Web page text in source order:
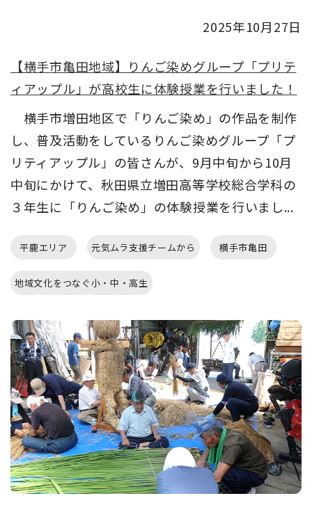
2025年10月27日
【横手市亀田地域】りんご染めグループ「プリテ
ィアップル」が高校生に体験授業を行いました！
横手市増田地区で「りんご染め」の作品を制作
し、普及活動をしているりんご染めグループ「プ
リティアップル」の皆さんが、9月中旬から10月
中旬にかけて、秋田県立増田高等学校総合学科の
３年生に「りんご染め」の体験授業を行いまし...
平鹿エリア 元気ムラ支援チームから 横手市亀田
地域文化をつなぐ小・中・高生